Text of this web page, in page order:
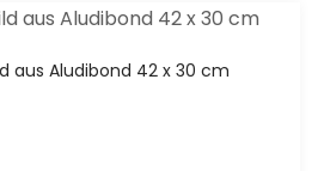
aus Aludibond 42 x 30 cm